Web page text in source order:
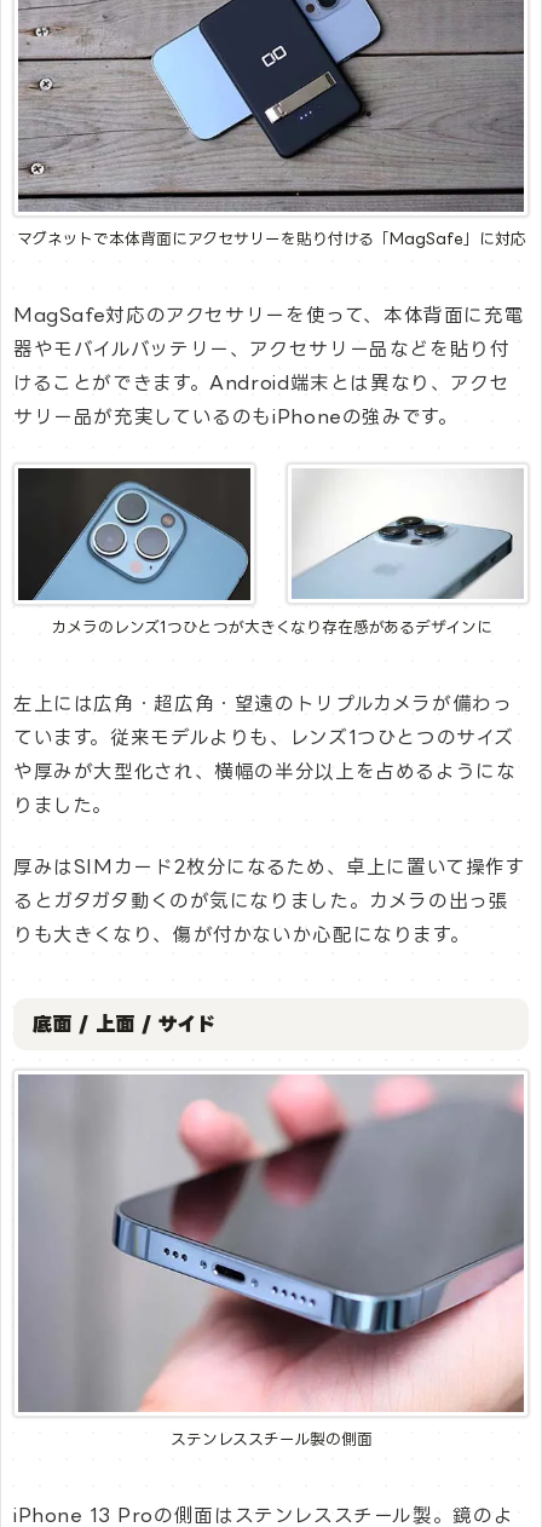
マグネットで本体背面にアクセサリーを貼り付ける「MagSafe」に対応
MagSafe対応のアクセサリーを使って、本体背面に充電
器やモバイルバッテリー、アクセサリー品などを貼り付
けることができます。Android端末とは異なり、アクセ
サリー品が充実しているのもiPhoneの強みです。
カメラのレンズ1つひとつが大きくなり存在感があるデザインに
左上には広角・超広角・望遠のトリプルカメラが備わっ
ています。従来モデルよりも、レンズ1つひとつのサイズ
や厚みが大型化され、横幅の半分以上を占めるようにな
りました。
厚みはSIMカード2枚分になるため、卓上に置いて操作す
るとガタガタ動くのが気になりました。カメラの出っ張
りも大きくなり、傷が付かないか心配になります。
底面 / 上面 / サイド
ステンレススチール製の側面
iPhone 13 Proの側面はステンレススチール製。鏡のよ